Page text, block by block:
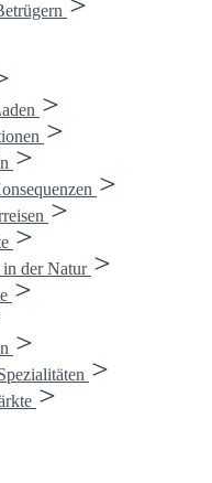
in der Natur